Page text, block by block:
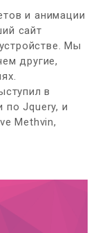
и анимации
сайт
Мы
другие,
в
по Jquery, и
Methvin,